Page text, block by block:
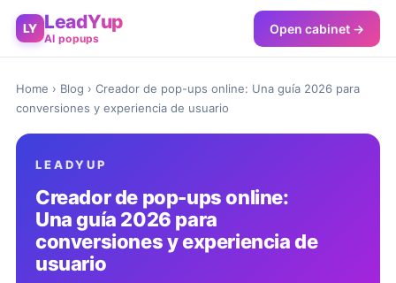
LY LeadYup
AI popups
Open cabinet →
Home › Blog › Creador de pop-ups online: Una guía 2026 para
conversiones y experiencia de usuario
LEADYUP
Creador de pop-ups online:
Una guía 2026 para
conversiones y experiencia de
usuario